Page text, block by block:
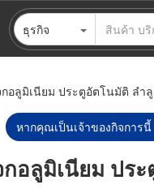
ธุรกิจ
อลูมิเนียม ประตูอัตโนมัติ ลำ
หากคุณเป็นเจ้าของกิจการ
อลูมิเนียม ปร